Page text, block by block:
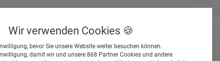
Wir verwenden Cookies 🍪
bevor Sie unsere Website weiter besuchen können.
damit wir und unsere 868 Partner Cookies und andere